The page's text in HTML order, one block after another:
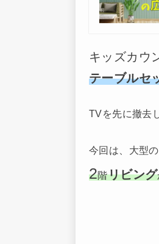
キッズカウ
テーブルセ
TVを先に撤去
今回は、大型の
2階リビング